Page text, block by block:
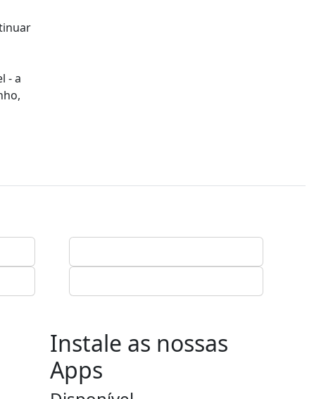
- a
Instale as nossas
Apps